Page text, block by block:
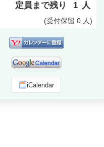
定員まで残り 1 人
(受付保留 0 人)
iCalendar